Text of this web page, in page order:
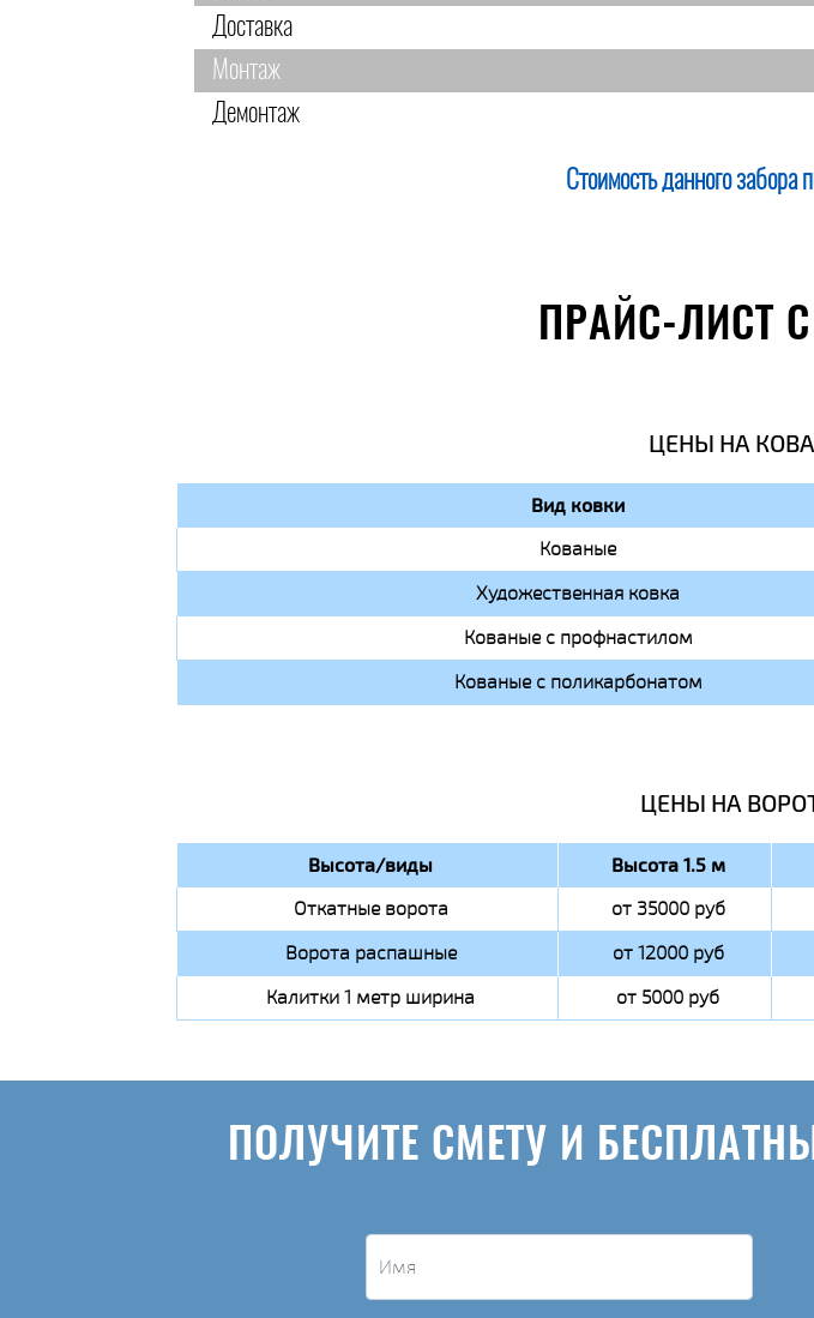
Доставка
Монтаж
Демонтаж
Стоимость данного забора
ПРАЙС-ЛИСТ
ЦЕНЫ НА
Вид ковки
Кованые
Художественная ковка
Кованые с профнастилом
Кованые с поликарбонатом
ЦЕНЫ НА
Высота/виды Высота 1.5 м
Откатные ворота от 35000 руб
Ворота распашные
от 12000 руб
Калитки 1 метр ширина
от 5000 руб
ПОЛУЧИТЕ СМЕТУ И